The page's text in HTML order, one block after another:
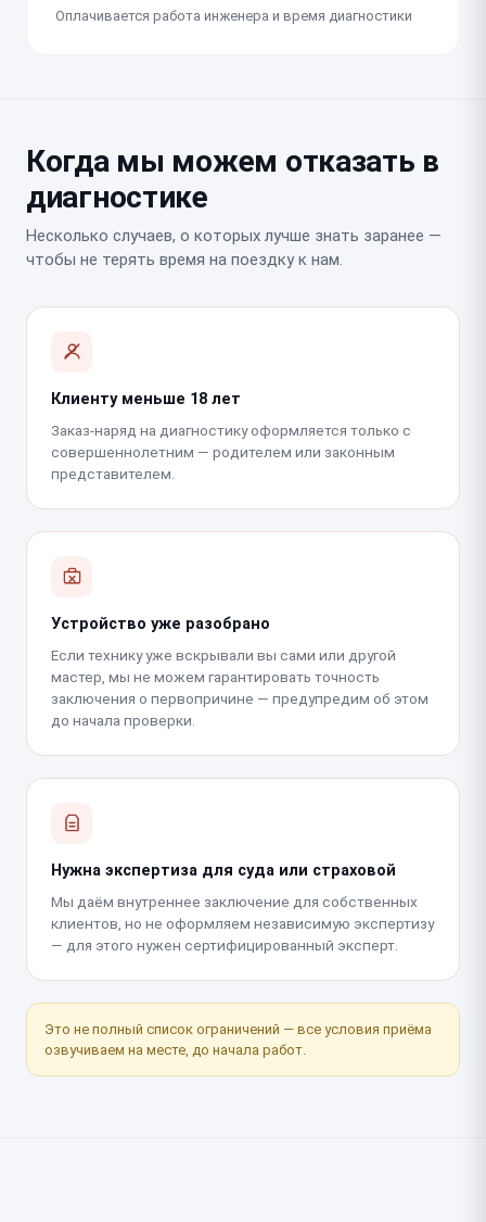
Оплачивается работа инженера и время диагностики
Когда мы можем отказать в
диагностике
Несколько случаев, о которых лучше знать заранее —
чтобы не терять время на поездку к нам.
Клиенту меньше 18 лет
Заказ-наряд на диагностику оформляется только с
совершеннолетним — родителем или законным
представителем.
Устройство уже разобрано
Если технику уже вскрывали вы сами или другой
мастер, мы не можем гарантировать точность
заключения о первопричине — предупредим об этом
до начала проверки.
Нужна экспертиза для суда или страховой
Мы даём внутреннее заключение для собственных
клиентов, но не оформляем независимую экспертизу
— для этого нужен сертифицированный эксперт.
Это не полный список ограничений — все условия приёма
озвучиваем на месте, до начала работ.